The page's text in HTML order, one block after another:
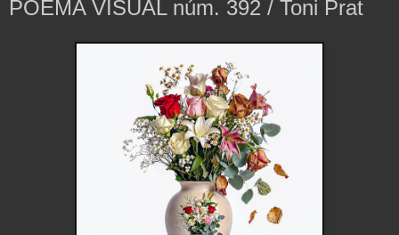
POEMA VISUAL núm. 392 / Toni Prat